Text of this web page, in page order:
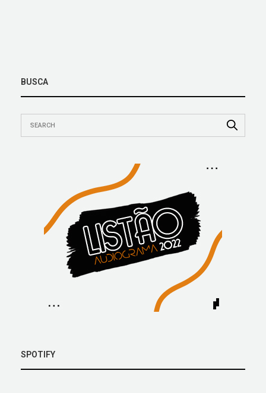
BUSCA
SPOTIFY